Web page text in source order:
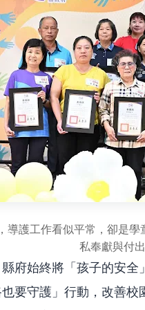
導護工作看似平常，卻是學
私奉獻與付
府始終將「孩子的安
要守護」行動，改善